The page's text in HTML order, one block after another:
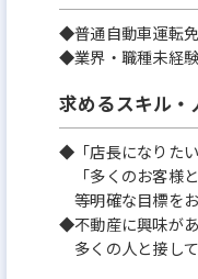
◆普通自動車運転免
◆業界・職種未経
求めるスキル・
◆「店長になりた
「多くのお客様
等明確な目標を
◆不動産に興味があ
多くの人と接し